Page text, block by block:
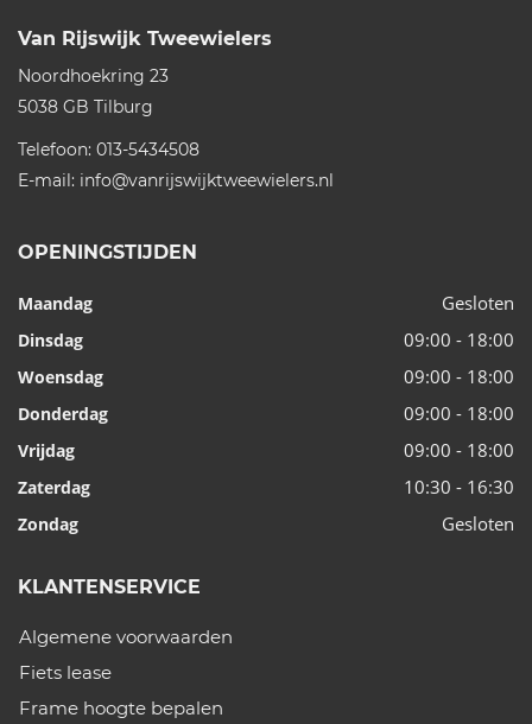
Van Rijswijk Tweewielers
Noordhoekring 23
5038 GB Tilburg
Telefoon: 013-5434508
E-mail: info@vanrijswijktweewielers.nl
OPENINGSTIJDEN
Maandag Gesloten
Dinsdag 09:00 - 18:00
Woensdag 09:00 - 18:00
Donderdag 09:00 - 18:00
Vrijdag 09:00 - 18:00
Zaterdag 10:30 - 16:30
Zondag Gesloten
KLANTENSERVICE
Algemene voorwaarden
Fiets lease
Frame hoogte bepalen